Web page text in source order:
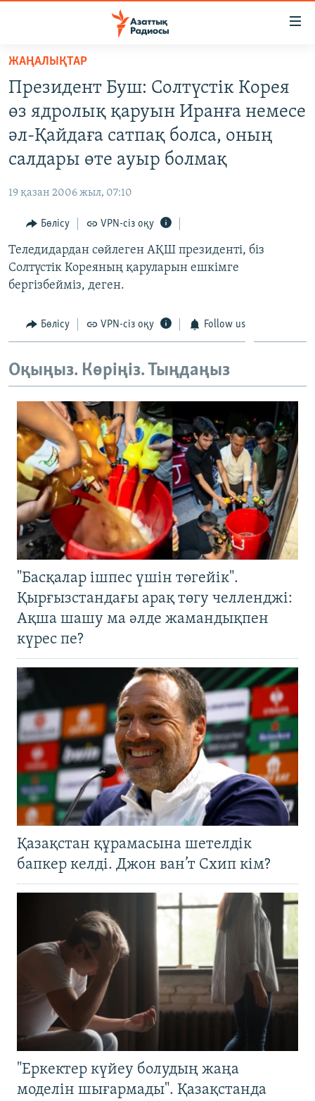
Skip
main
content
to
main
Skip
Search
САЯСАТ
AZATTYQTV
ӘЛЕУМЕТ
ӘЛЕМ
АРНАЙЫ ЖОБАЛАР
Русский
ЖАЗЫЛЫҢЫЗ
ЖАҢАЛЫҚТАР
Президент Буш: Солтүстік Корея
өз ядролық қаруын Иранға немесе
әл-Қайдаға сатпақ болса, оның
салдары өте ауыр болмақ
19 қазан 2006 жыл, 07:10
Бөлісу VPN-сіз оқу
Теледидардан сөйлеген АҚШ президенті, біз
Солтүстік Кореяның қаруларын ешкімге
бергізбейміз, деген.
Бөлісу VPN-сіз оқу Follow us
Оқыңыз. Көріңіз. Тыңдаңыз
"Басқалар ішпес үшін төгейік".
Қырғызстандағы арақ төгу челленджі:
Ақша шашу ма әлде жамандықпен
күрес пе?
Қазақстан құрамасына шетелдік
бапкер келді. Джон ван’т Схип кім?
"Еркектер күйеу болудың жаңа
моделін шығармады". Қазақстанда